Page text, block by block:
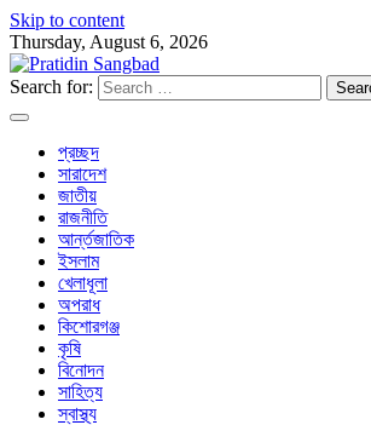
Skip to content
Thursday, August 6, 2026
Search for:
প্রচ্ছদ
সারাদেশ
জাতীয়
রাজনীতি
আর্ন্তজাতিক
ইসলাম
খেলাধূলা
অপরাধ
কিশোরগঞ্জ
কৃষি
বিনোদন
সাহিত্য
স্বাস্থ্য